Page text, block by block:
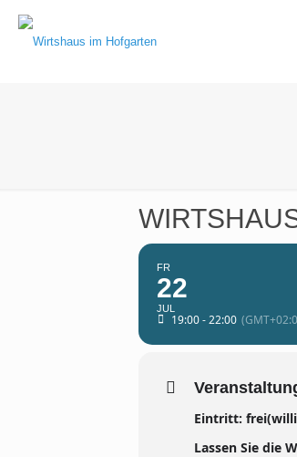
FR
22
JUL
19:00 - 22:00
Eintritt:
Lassen Sie die